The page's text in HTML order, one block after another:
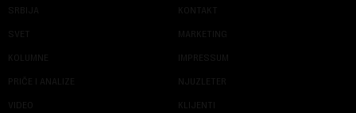
SRBIJA
SVET
KOLUMNE
PRIČE I ANALIZE
VIDEO
KONTAKT
MARKETING
IMPRESSUM
NJUZLETER
KLIJENTI